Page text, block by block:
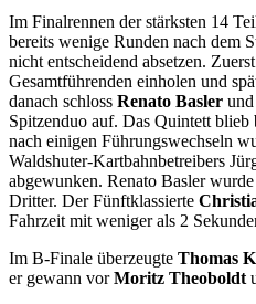
Im Finalrennen der stärksten 14
bereits wenige Runden nach dem
nicht entscheidend absetzen.
Gesamtführenden einholen und
danach schloss Renato Basler
Spitzenduo auf. Das Quintett blieb
nach einigen Führungswechseln
Waldshuter-Kartbahnbetreibers
abgewunken. Renato Basler
Dritter. Der Fünftklassierte
Fahrzeit mit weniger als 2
Im B-Finale überzeugte Thomas
er gewann vorMoritz Theoboldt